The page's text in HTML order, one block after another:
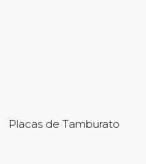
Placas de Tamburato